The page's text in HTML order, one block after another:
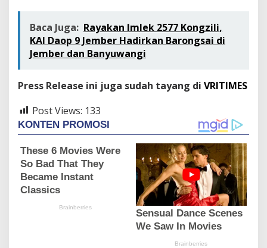
Baca Juga: Rayakan Imlek 2577 Kongzili,
KAI Daop 9 Jember Hadirkan Barongsai di
Jember dan Banyuwangi
Press Release ini juga sudah tayang di VRITIMES
Post Views: 133